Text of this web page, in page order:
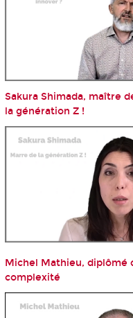
Sakura Shimada, maître
la génération Z !
Michel Mathieu, diplômé
complexité